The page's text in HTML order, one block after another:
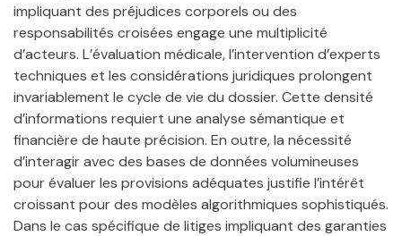
impliquant des préjudices corporels ou des
responsabilités croisées engage une multiplicité
d’acteurs. L’évaluation médicale, l’intervention d’experts
techniques et les considérations juridiques prolongent
invariablement le cycle de vie du dossier. Cette densité
d’informations requiert une analyse sémantique et
financière de haute précision. En outre, la nécessité
d’interagir avec des bases de données volumineuses
pour évaluer les provisions adéquates justifie l’intérêt
croissant pour des modèles algorithmiques sophistiqués.
Dans le cas spécifique de litiges impliquant des garanties